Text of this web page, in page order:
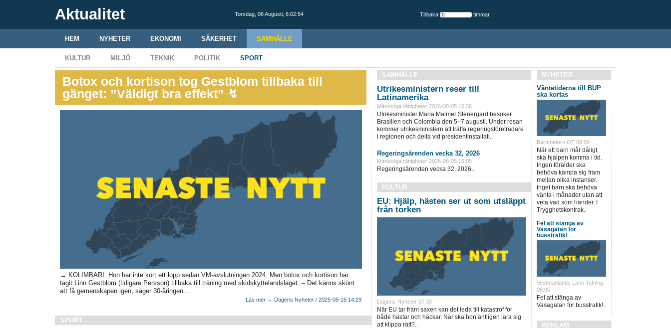
Aktualitet Torsdag, 06 Augusti, 6:02:55 Tillbaka timmar
HEM NYHETER EKONOMI SÄKERHET SAMHÄLLE
KULTUR MILJÖ TEKNIK POLITIK SPORT
Botox och kortison tog Gestblom tillbaka till
gänget: ”Väldigt bra effekt” ↯
→ KOLIMBARI. Hon har inte kört ett lopp sedan VM-avslutningen 2024. Men botox och kortison har
tagit Linn Gestblom (tidigare Persson) tillbaka till träning med skidskyttelandslaget. – Det känns skönt
att få gemenskapen igen, säger 30-åringen...
Läs mer → Dagens Nyheter / 2025-05-15 14:29
SPORT
SAMHÄLLE
Utrikesministern reser till
Latinamerika
Mänskliga rättigheter 2026-08-05 16:36
Utrikesminister Maria Malmer Stenergard besöker
Brasilien och Colombia den 5–7 augusti. Under resan
kommer utrikesministern att träffa regeringsföreträdare
i regionen och delta vid presidentinstallati..
Regeringsärenden vecka 32, 2026
Mänskliga rättigheter 2026-08-05 16:05
Regeringsärenden vecka 32, 2026..
KULTUR
EU: Hjälp, hästen ser ut som utsläppt
från torken
Dagens Nyheter 07:30
När EU tar fram saxen kan det leda till katastrof för
både hästar och häckar. När ska hon äntligen lära sig
att klippa rätt?..
NYHETER
Väntetiderna till BUP
ska kortas
Barometern OT 08:00
När ett barn mår dåligt
ska hjälpen komma i tid.
Ingen förälder ska
behöva kämpa sig fram
mellan olika instanser.
Inget barn ska behöva
vänta i månader utan att
veta vad som händer. I
Trygghetskontrak..
Fel att stänga av
Vasagatan för
busstrafik!
Vestmanlands Läns Tidning
08:00
Fel att stänga av
Vasagatan för busstrafik!..
REKLAM